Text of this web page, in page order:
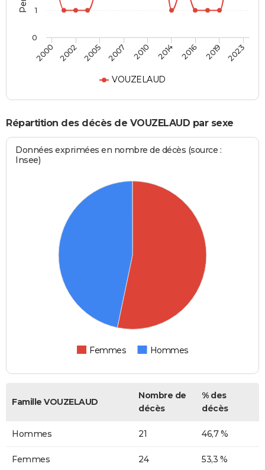
VOUZELAUD
2000 2002 2005 2007 2010 2014 2016 2019 2023
0
1
Répartition des décès de VOUZELAUD par sexe
Données exprimées en nombre de décès (source :
Insee)
Femmes Hommes
Famille VOUZELAUD
Nombre de
décès
% des
décès
Hommes 21 46,7 %
Femmes 24 53,3 %